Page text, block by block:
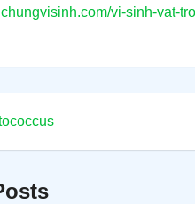
vi-sinh-vat-